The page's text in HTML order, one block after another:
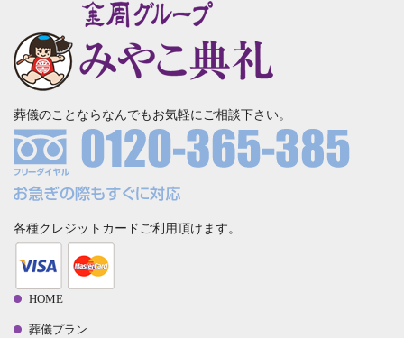
葬儀のことならなんでもお気軽にご相談下さい。
各種クレジットカードご利用頂けます。
HOME
葬儀プラン